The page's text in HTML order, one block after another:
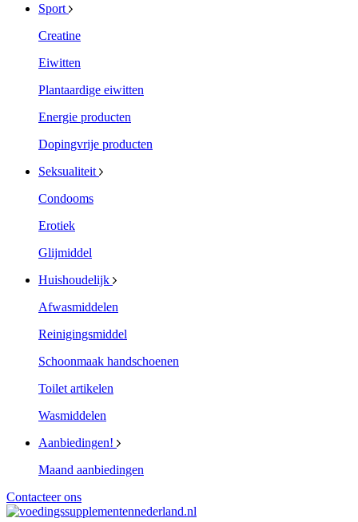
Sport
Creatine
Eiwitten
Plantaardige eiwitten
Energie producten
Dopingvrije producten
Seksualiteit
Condooms
Erotiek
Glijmiddel
Huishoudelijk
Afwasmiddelen
Reinigingsmiddel
Schoonmaak handschoenen
Toilet artikelen
Wasmiddelen
Aanbiedingen!
Maand aanbiedingen
Contacteer ons